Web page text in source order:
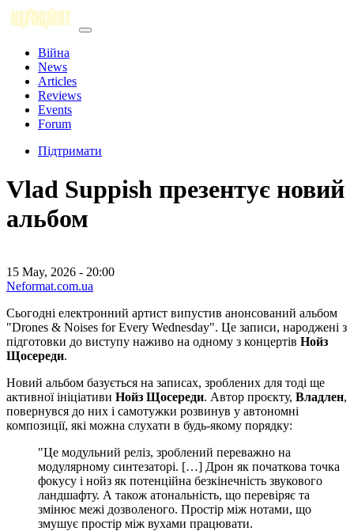
Війна
News
Articles
Reviews
Events
Forum
Підтримати
Vlad Suppish презентує новий
альбом
15 May, 2026 - 20:00
Neformat.com.ua
Сьогодні електронний артист випустив анонсований альбом
"Drones & Noises for Every Wednesday". Це записи, народжені з
підготовки до виступу наживо на одному з концертів Нойз
Щосереди.
Новий альбом базується на записах, зроблених для тоді ще
активної ініціативи Нойз Щосереди. Автор проєкту, Владлен,
повернувся до них і самотужки розвинув у автономні
композиції, які можна слухати в будь-якому порядку:
"Це модульний реліз, зроблений переважно на
модулярному синтезаторі. […] Дрон як початкова точка
фокусу і нойз як потенційна безкінечність звукового
ландшафту. А також атональність, що перевіряє та
змінює межі дозволеного. Простір між нотами, що
змушує простір між вухами працювати.